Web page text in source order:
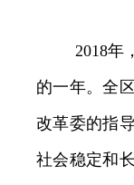
2018年
的一年。全
改革委的指
社会稳定和